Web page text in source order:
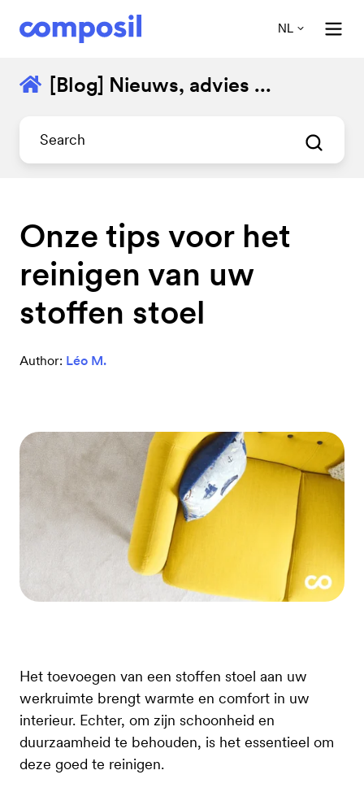
NL
[Blog] Nieuws, advies ...
Onze tips voor het
reinigen van uw
stoffen stoel
Author: Léo M.
Het toevoegen van een stoffen stoel aan uw
werkruimte brengt warmte en comfort in uw
interieur. Echter, om zijn schoonheid en
duurzaamheid te behouden, is het essentieel om
deze goed te reinigen.